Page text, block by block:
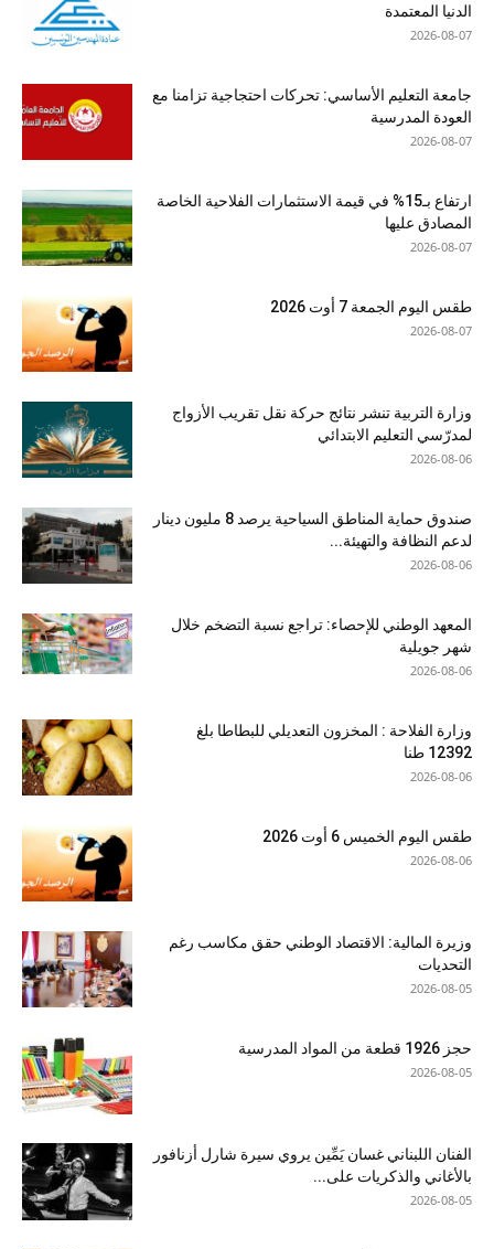
الدنيا المعتمدة
2026-08-07
جامعة التعليم الأساسي: تحركات احتجاجية تزامنا مع
العودة المدرسية
2026-08-07
ارتفاع بـ15% في قيمة الاستثمارات الفلاحية الخاصة
المصادق عليها
2026-08-07
طقس اليوم الجمعة 7 أوت 2026
2026-08-07
وزارة التربية تنشر نتائج حركة نقل تقريب الأزواج
لمدرّسي التعليم الابتدائي
2026-08-06
صندوق حماية المناطق السياحية يرصد 8 مليون دينار
لدعم النظافة والتهيئة...
2026-08-06
المعهد الوطني للإحصاء: تراجع نسبة التضخم خلال
شهر جويلية
2026-08-06
وزارة الفلاحة : المخزون التعديلي للبطاطا بلغ
12392 طنا
2026-08-06
طقس اليوم الخميس 6 أوت 2026
2026-08-06
وزيرة المالية: الاقتصاد الوطني حقق مكاسب رغم
التحديات
2026-08-05
حجز 1926 قطعة من المواد المدرسية
2026-08-05
الفنان اللبناني غسان يَمِّين يروي سيرة شارل أزنافور
بالأغاني والذكريات على...
2026-08-05